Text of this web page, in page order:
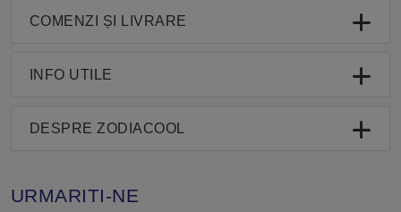
COMENZI ȘI LIVRARE
INFO UTILE
DESPRE ZODIACOOL
URMARITI-NE